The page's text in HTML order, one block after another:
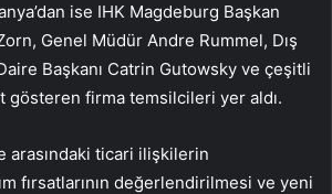
ise IHK Magdeburg Başkan
Genel Müdür Andre Rummel, Dış
Başkanı Catrin Gutowsky ve çeşitli
gösteren firma temsilcileri yer aldı.
arasındaki ticari ilişkilerin
fırsatlarının değerlendirilmesi ve yeni